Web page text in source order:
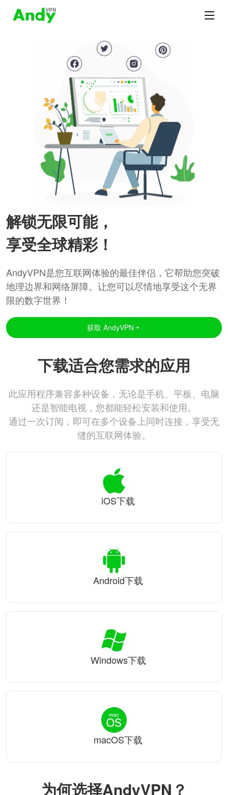
解锁无限可能，
享受全球精彩！
AndyVPN是您互联网体验的最佳伴侣，它帮助您突破
地理边界和网络屏障。让您可以尽情地享受这个无界
限的数字世界！
获取 AndyVPN
为何选择AndyVPN？
下载适合您需求的应用
此应用程序兼容多种设备，无论是手机、平板、电脑
还是智能电视，您都能轻松安装和使用。
通过一次订阅，即可在多个设备上同时连接，享受无
缝的互联网体验。
iOS下载
Android下载
Windows下载
macOS下载